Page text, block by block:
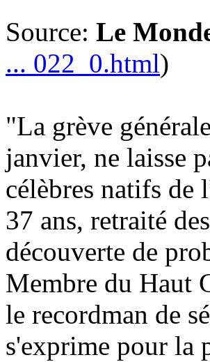
Source: Le
... 022_0.html)
"La grève
janvier, ne laisse
célèbres natifs
37 ans, retraité
découverte de
Membre du Haut
le recordman de
s'exprime pour la